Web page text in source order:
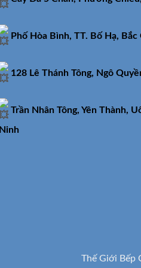
Phố Hòa Bình, TT. Bố Hạ, Bắc
128 Lê Thánh Tông, Ngô
Trần Nhân Tông, Yên Thành,
Ninh
Thế Giới Bếp